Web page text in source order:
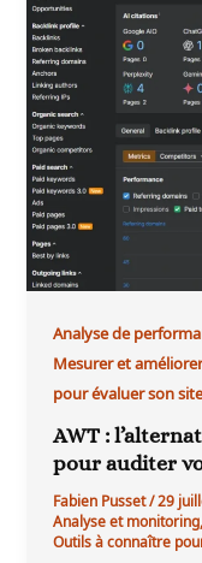
Analyse de
Mesurer et
pour évaluer son
AWT :
pour auditer
Fabien Pusset/29
Analyse et monitoring,
Outils à connaître